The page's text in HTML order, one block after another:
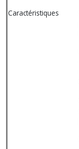
Caractéristiques